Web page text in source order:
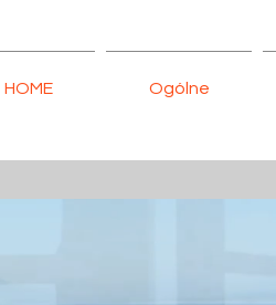
HOME Ogólne